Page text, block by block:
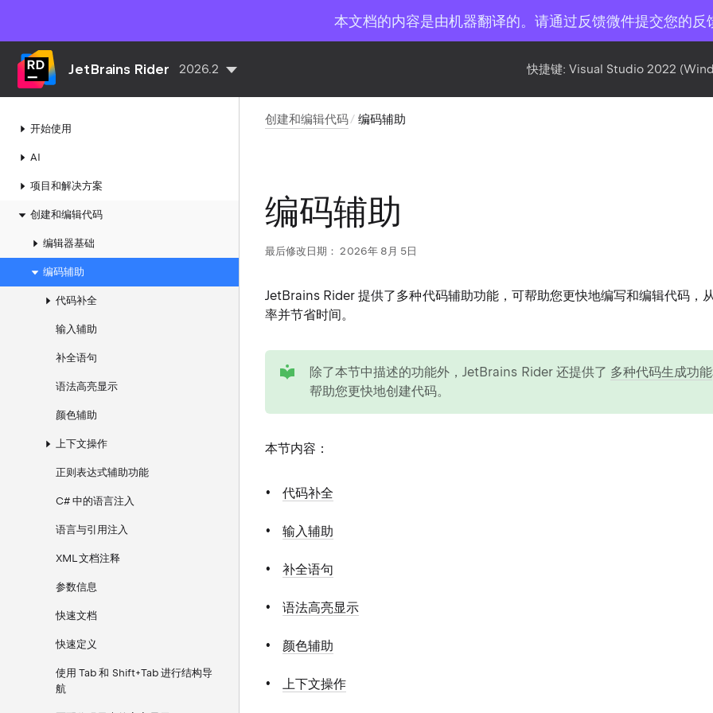
本文档的内容是由机器翻译的。请通过反馈微件提交您的反
JetBrains Rider 2026.2 快捷键: Visual Studio 2022
开始使用
AI
项目和解决方案
创建和编辑代码
编辑器基础
编码辅助
代码补全
输入辅助
补全语句
语法高亮显示
颜色辅助
上下文操作
正则表达式辅助功能
C# 中的语言注入
语言与引用注入
XML 文档注释
参数信息
快速文档
快速定义
使用 Tab 和 Shift+Tab 进行结构导
航
创建和编辑代码 编码辅助
编码辅助
最后修改日期： 2026年 8月 5日
JetBrains Rider 提供了多种代码辅助功能，可帮助您更快地编写和编辑代码，
率并节省时间。
除了本节中描述的功能外，JetBrains Rider 还提供了 多种代码生成功能
帮助您更快地创建代码。
本节内容：
代码补全
输入辅助
补全语句
语法高亮显示
颜色辅助
上下文操作